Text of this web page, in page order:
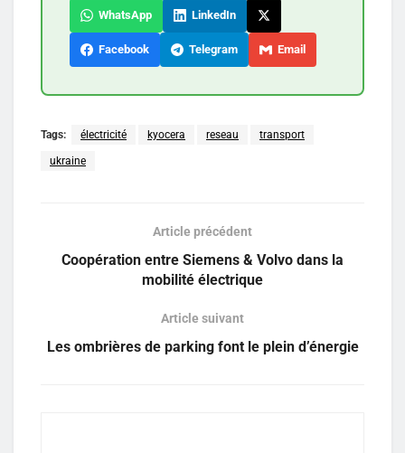
WhatsApp LinkedIn
Facebook Telegram Email
Tags: électricité kyocera reseau transport
ukraine
Article précédent
Coopération entre Siemens & Volvo dans la
mobilité électrique
Article suivant
Les ombrières de parking font le plein d’énergie